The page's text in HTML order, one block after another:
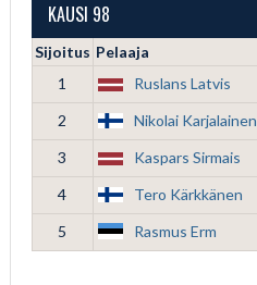
KAUSI 98
Sijoitus Pelaaja
1
Ruslans Latvis
2
Nikolai Karjalainen
3
Kaspars Sirmais
4
Tero Kärkkänen
5
Rasmus Erm